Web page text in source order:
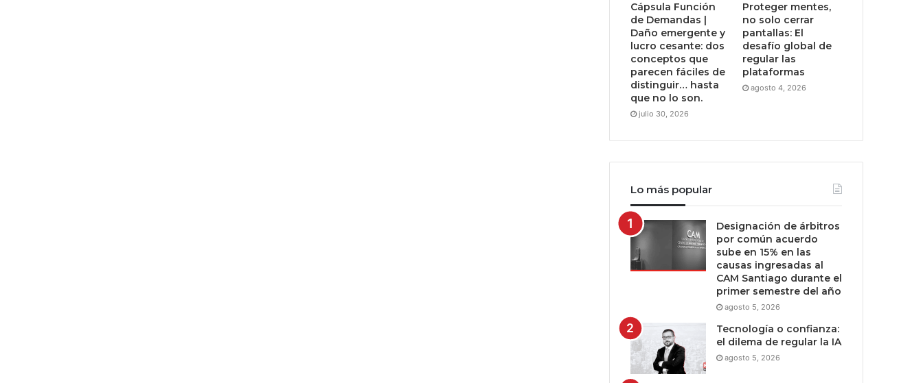
Cápsula Función
de Demandas |
Daño emergente y
lucro cesante: dos
conceptos que
parecen fáciles de
distinguir… hasta
que no lo son.
julio 30, 2026
Proteger mentes,
no solo cerrar
pantallas: El
desafío global de
regular las
plataformas
agosto 4, 2026
Lo más popular
Designación de árbitros
por común acuerdo
sube en 15% en las
causas ingresadas al
CAM Santiago durante el
primer semestre del año
agosto 5, 2026
Tecnología o confianza:
el dilema de regular la IA
agosto 5, 2026